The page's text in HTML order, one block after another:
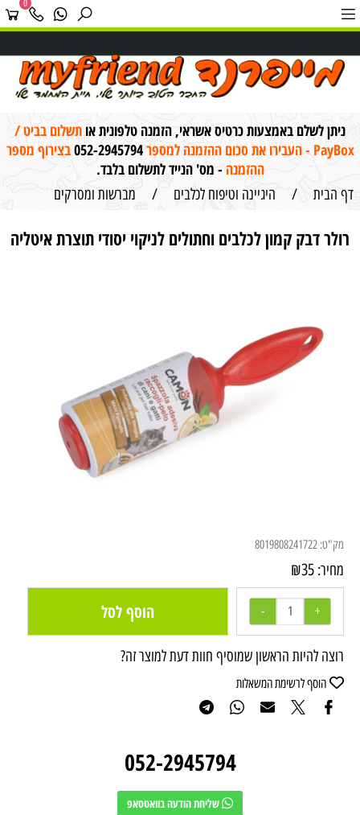
0
ניתן לשלם באמצעות כרטיס אשראי, הזמנה טלפונית או תשלום בביט /
PayBox - העבירו את סכום ההזמנה למספר
052-2945794בצירוף מספר
ההזמנה - מס' הנייד לתשלום בלבד.
דף הבית / היגיינה וטיפוח לכלבים / מברשות ומסרקים
רולר דבק קמון לכלבים וחתולים לניקוי יסודי תוצרת איטליה
מק"ט: 8019808241722
מחיר: ₪35
הוסף לסל
רוצה להיות הראשון שמוסיף חוות דעת למוצר זה?
הוסף לרשימת המשאלות
052-2945794
שליחת הודעה בוואטסאפ